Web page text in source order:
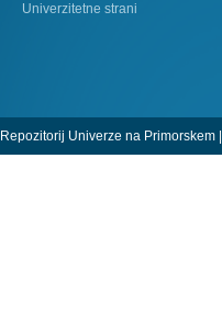
Univerzitetne strani
Repozitorij Univerze na Primorskem |